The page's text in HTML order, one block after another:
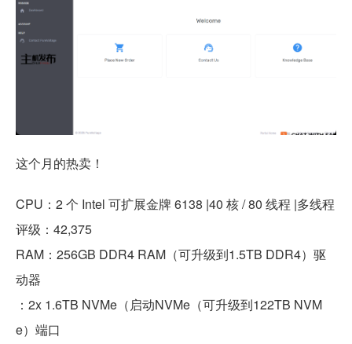
这个月的热卖！
CPU：2 个 Intel 可扩展金牌 6138 |40 核 / 80 线程 |多线程
评级：42,375
RAM：256GB DDR4 RAM（可升级到1.5TB DDR4）驱
动器
：2x 1.6TB NVMe（启动NVMe（可升级到122TB NVM
e）端口